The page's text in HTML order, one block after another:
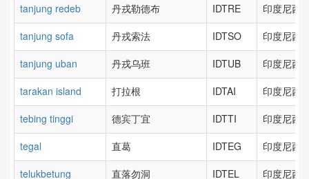
tanjung redeb
丹戎勒德布 IDTRE
印度尼西
tanjung sofa
丹戎索法 IDTSO
印度尼西
tanjung uban
丹戎乌班 IDTUB
印度尼西
tarakan island
打拉根 IDTAI
印度尼西
tebing tinggi
德宾丁宜 IDTTI
印度尼西
tegal
直葛 IDTEG
印度尼西
telukbetung
直落勿洞 IDTEL
印度尼西